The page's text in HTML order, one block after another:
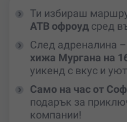
Ти избираш
АТВ офроуд сред
След адреналина
хижа Мургана на
уикенд с вкус и
Само на час от
подарък за
компании!